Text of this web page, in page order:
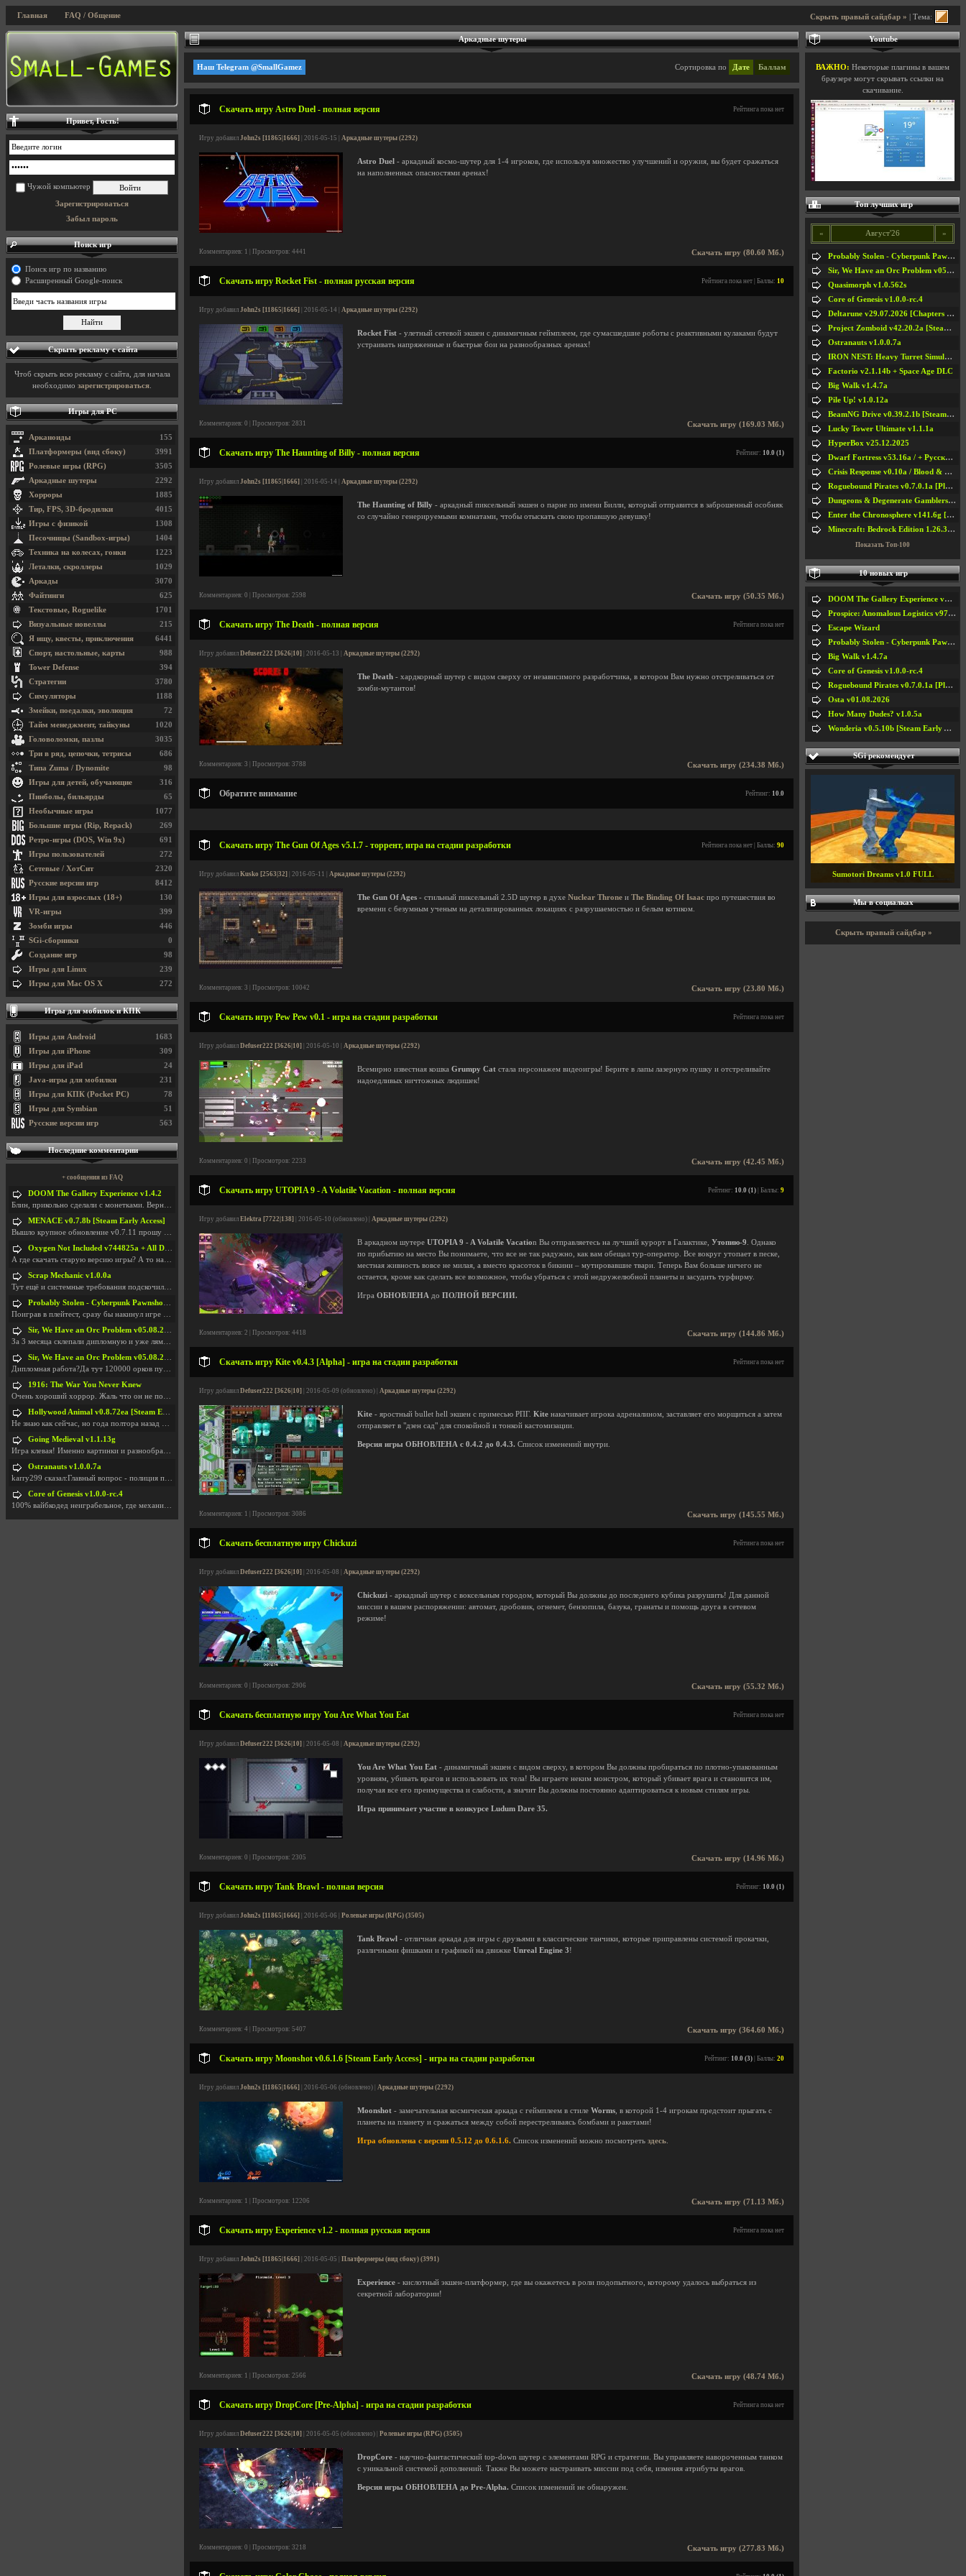
Скрыть правый сайдбар » | Тема:
Главная FAQ / Общение
Аркадные шутеры
Сортировка по Дате Баллам
Наш Telegram @SmallGamez
Скачать игру Astro Duel - полная версия Рейтинга пока нет
Игру добавил John2s [11865|1666] | 2016-05-15 | Аркадные шутеры (2292)
Astro Duel - аркадный космо-шутер для 1-4 игроков, где используя множество улучшений и оружия, вы будет сражаться
на наполненных опасностями аренах!
Скачать игру (80.60 Мб.)
Комментариев: 1 | Просмотров: 4441
Скачать игру Rocket Fist - полная русская версия Рейтинга пока нет | Баллы: 10
Игру добавил John2s [11865|1666] | 2016-05-14 | Аркадные шутеры (2292)
Rocket Fist - улетный сетевой экшен с динамичным геймплеем, где сумасшедшие роботы с реактивными кулаками будут
устраивать напряженные и быстрые бои на разнообразных аренах!
Скачать игру (169.03 Мб.)
Комментариев: 0 | Просмотров: 2831
Скачать игру The Haunting of Billy - полная версия Рейтинг: 10.0 (1)
Игру добавил John2s [11865|1666] | 2016-05-14 | Аркадные шутеры (2292)
The Haunting of Billy - аркадный пиксельный экшен о парне по имени Билли, который отправится в заброшенный особняк
со случайно генерируемыми комнатами, чтобы отыскать свою пропавшую девушку!
Скачать игру (50.35 Мб.)
Комментариев: 0 | Просмотров: 2598
Скачать игру The Death - полная версия Рейтинга пока нет
Игру добавил Defuser222 [3626|10] | 2016-05-13 | Аркадные шутеры (2292)
The Death - хардкорный шутер с видом сверху от независимого разработчика, в котором Вам нужно отстреливаться от
зомби-мутантов!
Скачать игру (234.38 Мб.)
Комментариев: 3 | Просмотров: 3788
Обратите внимание Рейтинг: 10.0
Скачать игру The Gun Of Ages v5.1.7 - торрент, игра на стадии разработки Рейтинга пока нет | Баллы: 90
Игру добавил Kusko [2563|32] | 2016-05-11 | Аркадные шутеры (2292)
The Gun Of Ages - стильный пиксельный 2.5D шутер в духе Nuclear Throne и The Binding Of Isaac про путешествия во
времени с безумным ученым на детализированных локациях с разрушаемостью и белым котиком.
Скачать игру (23.80 Мб.)
Комментариев: 3 | Просмотров: 10042
Скачать игру Pew Pew v0.1 - игра на стадии разработки Рейтинга пока нет
Игру добавил Defuser222 [3626|10] | 2016-05-10 | Аркадные шутеры (2292)
Всемирно известная кошка Grumpy Cat стала персонажем видеоигры! Берите в лапы лазерную пушку и отстреливайте
надоедливых ничтожных людишек!
Скачать игру (42.45 Мб.)
Комментариев: 0 | Просмотров: 2233
Скачать игру UTOPIA 9 - A Volatile Vacation - полная версия Рейтинг: 10.0 (1) | Баллы: 9
Игру добавил Elektra [7722|138] | 2016-05-10 (обновлено) | Аркадные шутеры (2292)
В аркадном шутере UTOPIA 9 - A Volatile Vacation Вы отправляетесь на лучший курорт в Галактике, Утопию-9 . Однако
по прибытию на место Вы понимаете, что все не так радужно, как вам обещал тур-оператор. Все вокруг утопает в песке,
местная живность вовсе не милая, а вместо красоток в бикини – мутировавшие твари. Теперь Вам больше ничего не
остается, кроме как сделать все возможное, чтобы убраться с этой недружелюбной планеты и засудить турфирму.
Игра ОБНОВЛЕНА до ПОЛНОЙ ВЕРСИИ.
Скачать игру (144.86 Мб.)
Комментариев: 2 | Просмотров: 4418
Скачать игру Kite v0.4.3 [Alpha] - игра на стадии разработки Рейтинга пока нет
Игру добавил Defuser222 [3626|10] | 2016-05-09 (обновлено) | Аркадные шутеры (2292)
Kite - яростный bullet hell экшен с примесью РПГ. Kite накачивает игрока адреналином, заставляет его морщиться а затем
отправляет в "дзен сад" для спокойной и тонкой кастомизации.
Версия игры ОБНОВЛЕНА с 0.4.2 до 0.4.3. Список изменений внутри.
Скачать игру (145.55 Мб.)
Комментариев: 1 | Просмотров: 3086
Скачать бесплатную игру Chickuzi Рейтинга пока нет
Игру добавил Defuser222 [3626|10] | 2016-05-08 | Аркадные шутеры (2292)
Chickuzi - аркадный шутер с воксельным городом, который Вы должны до последнего кубика разрушить! Для данной
миссии в вашем распоряжении: автомат, дробовик, огнемет, бензопила, базука, гранаты и помощь друга в сетевом
режиме!
Скачать игру (55.32 Мб.)
Комментариев: 0 | Просмотров: 2906
Скачать бесплатную игру You Are What You Eat Рейтинга пока нет
Игру добавил Defuser222 [3626|10] | 2016-05-08 | Аркадные шутеры (2292)
You Are What You Eat - динамичный экшен с видом сверху, в котором Вы должны пробираться по плотно-упакованным
уровням, убивать врагов и использовать их тела! Вы играете неким монстром, который убивает врага и становится им,
получая все его преимущества и слабости, а значит Вы должны постоянно адаптироваться к новым стилям игры.
Игра принимает участие в конкурсе Ludum Dare 35.
Скачать игру (14.96 Мб.)
Комментариев: 0 | Просмотров: 2305
Скачать игру Tank Brawl - полная версия Рейтинг: 10.0 (1)
Игру добавил John2s [11865|1666] | 2016-05-06 | Ролевые игры (RPG) (3505)
Tank Brawl - отличная аркада для игры с друзьями в классические танчики, которые приправлены системой прокачки,
различными фишками и графикой на движке Unreal Engine 3!
Скачать игру (364.60 Мб.)
Комментариев: 4 | Просмотров: 5407
Скачать игру Moonshot v0.6.1.6 [Steam Early Access] - игра на стадии разработки Рейтинг: 10.0 (3) | Баллы: 20
Игру добавил John2s [11865|1666] | 2016-05-06 (обновлено) | Аркадные шутеры (2292)
Moonshot - замечательная космическая аркада с геймплеем в стиле Worms , в которой 1-4 игрокам предстоит прыгать с
планеты на планету и сражаться между собой перестреливаясь бомбами и ракетами!
Игра обновлена с версии 0.5.12 до 0.6.1.6. Список изменений можно посмотреть здесь
Скачать игру (71.13 Мб.)
Комментариев: 1 | Просмотров: 12206
Скачать игру Experience v1.2 - полная русская версия Рейтинга пока нет
Игру добавил John2s [11865|1666] | 2016-05-05 | Платформеры (вид сбоку) (3991)
Experience - кислотный экшен-платформер, где вы окажетесь в роли подопытного, которому удалось выбраться из
секретной лаборатории!
Скачать игру (48.74 Мб.)
Комментариев: 1 | Просмотров: 2566
Скачать игру DropCore [Pre-Alpha] - игра на стадии разработки Рейтинга пока нет
Игру добавил Defuser222 [3626|10] | 2016-05-05 (обновлено) | Ролевые игры (RPG) (3505)
DropCore - научно-фантастический top-down шутер с элементами RPG и стратегии. Вы управляете навороченным танком
с уникальной системой дополнений. Также Вы можете настраивать миссии под себя, изменяя атрибуты врагов.
Версия игры ОБНОВЛЕНА до Pre-Alpha. Список изменений не обнаружен.
Скачать игру (277.83 Мб.)
Комментариев: 0 | Просмотров: 3218
Привет, Гость!
Чужой компьютер
Зарегистрироваться
Забыл пароль
Поиск игр
Поиск игр по названию
Расширенный Google-поиск
Скрыть рекламу с сайта
Чтоб скрыть всю рекламу с сайта, для начала
необходимо зарегистрироваться
Игры для PC
155
Арканоиды
3991
Платформеры (вид сбоку)
3505
Ролевые игры (RPG)
2292
Аркадные шутеры
1885
Хорроры
4015
Тир, FPS, 3D-бродилки
1308
Игры с физикой
1404
Песочницы (Sandbox-игры)
1223
Техника на колесах, гонки
1029
Леталки, скроллеры
3070
Аркады
625
Файтинги
1701
Текстовые, Roguelike
215
Визуальные новеллы
6441
Я ищу, квесты, приключения
988
Спорт, настольные, карты
394
Tower Defense
3780
Стратегии
1188
Симуляторы
72
Змейки, поедалки, эволюция
1020
Тайм менеджмент, тайкуны
3035
Головоломки, пазлы
686
Три в ряд, цепочки, тетрисы
98
Типа Zuma / Dynomite
316
Игры для детей, обучающие
65
Пинболы, бильярды
1077
Необычные игры
269
Большие игры (Rip, Repack)
691
Ретро-игры (DOS, Win 9x)
272
Игры пользователей
2320
Сетевые / ХотСит
8412
Русские версии игр
130
Игры для взрослых (18+)
399
VR-игры
446
Зомби игры
0
SGi-сборники
98
Создание игр
239
Игры для Linux
272
Игры для Mac OS X
Игры для мобилок и КПК
1683
Игры для Android
309
Игры для iPhone
24
Игры для iPad
231
Java-игры для мобилки
78
Игры для КПК (Pocket PC)
51
Игры для Symbian
563
Русские версии игр
Последние комментарии
+ сообщения из FAQ
DOOM The Gallery Experience v1.4.2
Блин, прикольно сделали с монетками. Вернулся в св
MENACE v0.7.8b [Steam Early Access]
Вышло крупное обновление v0.7.11 прошу обновить
Oxygen Not Included v744825a + All DLC
А где скачать старую версию игры? А то на новой но
Scrap Mechanic v1.0.0a
Тут ещё и системные требования подскочили. Если не
Probably Stolen - Cyberpunk Pawnshop Simulator v048c [Playtest]
Поиграв в плейтест, сразу бы накинул игре наивысши
Sir, We Have an Orc Problem v05.08.2026
За 3 месяца склепали дипломную и уже лям двести ба
Sir, We Have an Orc Problem v05.08.2026
Дипломная работа?Да тут 120000 орков путь выбирают
1916: The War You Never Knew
Очень хороший хоррор. Жаль что он не получил должн
Hollywood Animal v0.8.72ea [Steam Early Access]
Не знаю как сейчас, но года полтора назад игра был
Going Medieval v1.1.13g
Игра клевая! Именно картинки и разнообразия в стро
Ostranauts v1.0.0.7a
karry299 сказал:Главный вопрос - полиция по-прежне
Core of Genesis v1.0.0-rc.4
100% вайбкодед неиграбельное, где механики знает т
Youtube
ВАЖНО: Некоторые плагины в вашем
браузере могут скрывать ссылки на
скачивание.
Топ лучших игр
« Август'26 »
Probably Stolen - Cyberpunk Pawnshop Simulator v048c [Playtest]
Sir, We Have an Orc Problem v05.08.2026
Quasimorph v1.0.562s
Core of Genesis v1.0.0-rc.4
Deltarune v29.07.2026 [Chapters 1-5] / + RUS [Chapters 1-5]
Project Zomboid v42.20.2a [Steam Early Access]
Ostranauts v1.0.0.7a
IRON NEST: Heavy Turret Simulator v1.0a
Factorio v2.1.14b + Space Age DLC
Big Walk v1.4.7a
Pile Up! v1.0.12a
BeamNG Drive v0.39.2.1b [Steam Early Access]
Lucky Tower Ultimate v1.1.1a
HyperBox v25.12.2025
Dwarf Fortress v53.16a / + Русская Версия v50.12a
Crisis Response v0.10a / Blood & Bullet
Roguebound Pirates v0.7.0.1a [Playtest]
Dungeons & Degenerate Gamblers v2.0.2a
Enter the Chronosphere v141.6g [Steam Early Access]
Minecraft: Bedrock Edition 1.26.33.1a / + TLauncher v2.89
Показать Топ-100
10 новых игр
DOOM The Gallery Experience v1.4.2
Prospice: Anomalous Logistics v97 [Playtest]
Escape Wizard
Probably Stolen - Cyberpunk Pawnshop Simulator v048c [Playtest]
Big Walk v1.4.7a
Core of Genesis v1.0.0-rc.4
Roguebound Pirates v0.7.0.1a [Playtest]
Osta v01.08.2026
How Many Dudes? v1.0.5a
Wonderia v0.5.10b [Steam Early Access]
SGi рекомендует
Sumotori Dreams v1.0 FULL
Мы в социалках
Скрыть правый сайдбар »